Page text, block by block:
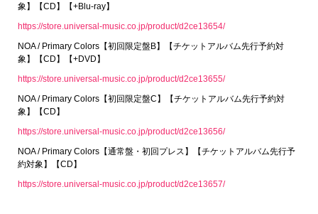
象】【CD】【+Blu-ray】
https://store.universal-music.co.jp/product/d2ce13654/
NOA / Primary Colors【初回限定盤B】【チケットアルバム先行予約対
象】【CD】【+DVD】
https://store.universal-music.co.jp/product/d2ce13655/
NOA / Primary Colors【初回限定盤C】【チケットアルバム先行予約対
象】【CD】
https://store.universal-music.co.jp/product/d2ce13656/
NOA / Primary Colors【通常盤・初回プレス】【チケットアルバム先行予
約対象】【CD】
https://store.universal-music.co.jp/product/d2ce13657/